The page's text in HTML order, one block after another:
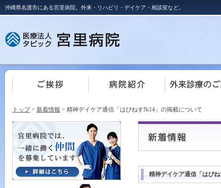
沖縄県名護市にある宮里病院。外来・リハビリ・デイケア・相談室など。
トップ> 新着情報 > 精神デイケア通信「はぴねす№14」の掲載について
精神デイケア通信「はぴ